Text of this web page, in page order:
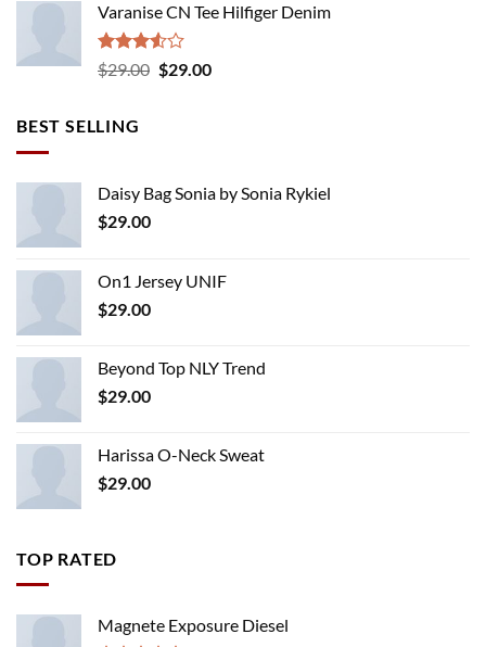
Varanise CN Tee Hilfiger Denim
Rated
3.50
$29.00 Original
$29.00Current
BEST SELLING
Daisy Bag Sonia by Sonia Rykiel
$29.00
On1 Jersey UNIF
$29.00
Beyond Top NLY Trend
$29.00
Harissa O-Neck Sweat
$29.00
TOP RATED
Magnete Exposure Diesel